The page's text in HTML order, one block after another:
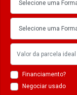
Financiamento?
Negociar usado